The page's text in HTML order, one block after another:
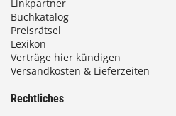
Linkpartner
Buchkatalog
Preisrätsel
Lexikon
Verträge hier kündigen
Versandkosten & Lieferzeiten
Rechtliches